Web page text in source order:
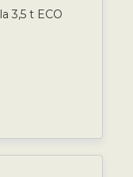
3,5 t ECO